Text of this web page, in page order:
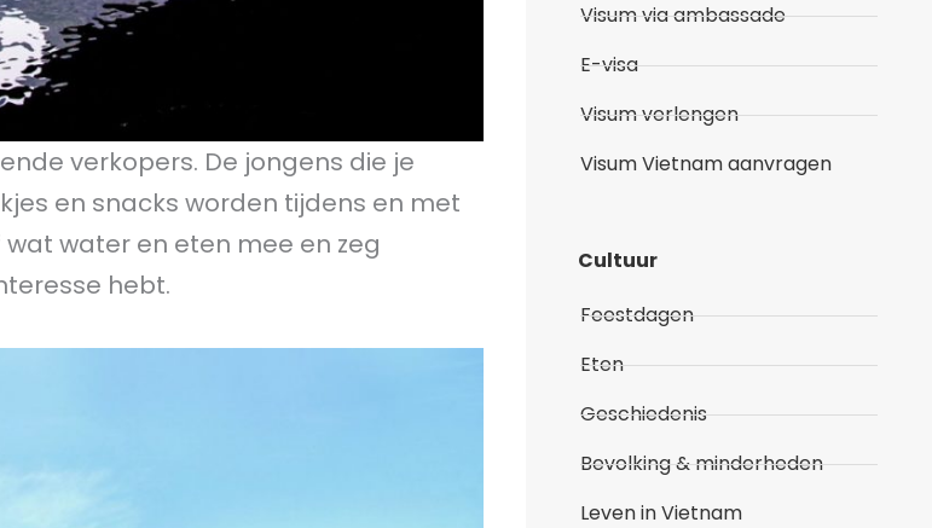
verkopers. De jongens die je
en snacks worden tijdens en met
water en eten mee en zeg
hebt.
Visum via ambassade
E-visa
Visum verlengen
Visum Vietnam aanvragen
Cultuur
Feestdagen
Eten
Geschiedenis
Bevolking & minderheden
Leven in Vietnam